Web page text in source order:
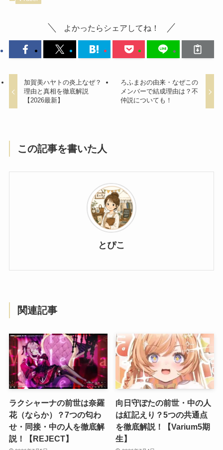
よかったらシェアしてね！
加賀美ハヤトの炎上なぜ？
理由と真相を徹底解説
【2026最新】
ろふまおの由来・なぜこの
メンバーで結成理由は？不
仲説についても！
この記事を書いた人
とぴこ
関連記事
ラクシャーナの前世は奈羅
花（ならか）？7つの匂わ
せ・同接・中の人を徹底解
説！【REJECT】
向日守ぽたの前世・中の人
は紅記えり？5つの共通点
を徹底解説！【Varium5期
生】